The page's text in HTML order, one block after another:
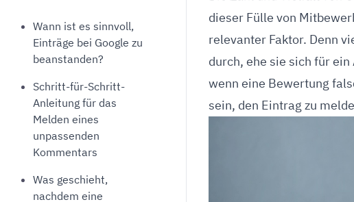
negativen Online-Bewertungen auf
Jameda
Überwachung von Bewertungen
Bewertungen
Wann ist es sinnvoll,
Einträge bei Google zu
beanstanden?
Schritt-für-Schritt-
Anleitung für das
Melden eines
unpassenden
Kommentars
Was geschieht,
nachdem eine
dieser Fülle von
relevanter Faktor. Denn
durch, ehe sie sich für
wenn eine Bewertung
sein, den Eintrag zu